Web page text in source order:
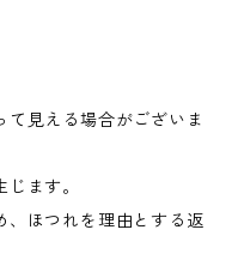
て見える場合がございま
ます。
、ほつれを理由とする返